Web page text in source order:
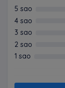
5 sao
4 sao
3 sao
2 sao
1 sao